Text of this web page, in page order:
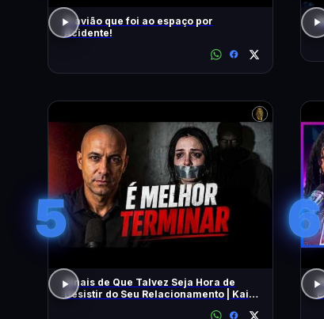
O avião que foi ao espaço por
Acidente!
5
Sinais de Que Talvez Seja Hora de
Desistir do Seu Relacionamento | Kaio
6